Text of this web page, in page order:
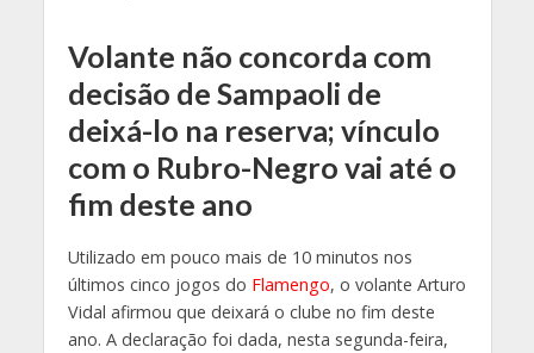
Volante não concorda com
decisão de Sampaoli de
deixá-lo na reserva; vínculo
com o Rubro-Negro vai até o
fim deste ano
Utilizado em pouco mais de 10 minutos nos
últimos cinco jogos do Flamengo, o volante Arturo
Vidal afirmou que deixará o clube no fim deste
ano. A declaração foi dada, nesta segunda-feira,